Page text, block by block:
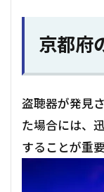
京都府
盗聴器が発見
た場合には、
することが重要